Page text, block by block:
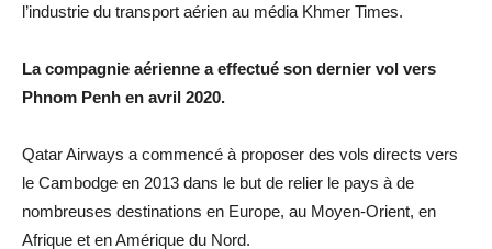
l’industrie du transport aérien au média Khmer Times.
La compagnie aérienne a effectué son dernier vol vers
Phnom Penh en avril 2020.
Qatar Airways a commencé à proposer des vols directs vers
le Cambodge en 2013 dans le but de relier le pays à de
nombreuses destinations en Europe, au Moyen-Orient, en
Afrique et en Amérique du Nord.